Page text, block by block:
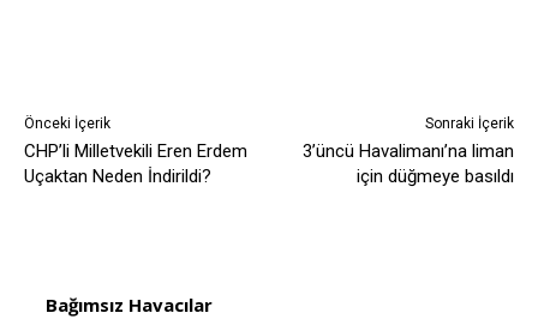
Önceki İçerik
CHP’li Milletvekili Eren Erdem
Uçaktan Neden İndirildi?
Sonraki İçerik
3’üncü Havalimanı’na liman
için düğmeye basıldı
Bağımsız Havacılar